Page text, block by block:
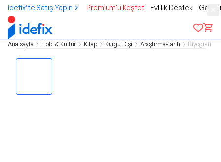
idefix’te Satış Yapın Premium'u Keşfet Evlilik Destek
Ana sayfa Hobi & Kültür Kitap Kurgu Dışı Araştırma-Tarih Biyografi